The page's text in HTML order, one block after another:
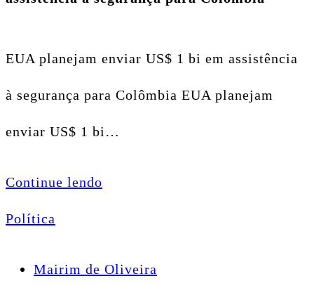
EUA planejam enviar US$ 1 bi em assistência
à segurança para Colômbia EUA planejam
enviar US$ 1 bi…
Continue lendo
Política
Mairim de Oliveira